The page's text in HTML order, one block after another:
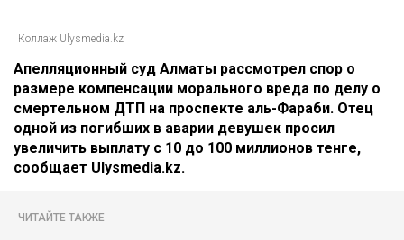
Коллаж Ulysmedia.kz
Апелляционный суд Алматы рассмотрел спор о
размере компенсации морального вреда по делу о
смертельном ДТП на проспекте аль-Фараби. Отец
одной из погибших в аварии девушек просил
увеличить выплату с 10 до 100 миллионов тенге,
сообщает Ulysmedia.kz.
ЧИТАЙТЕ ТАКЖЕ